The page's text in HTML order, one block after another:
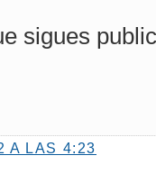
sigues
A LAS 4:23